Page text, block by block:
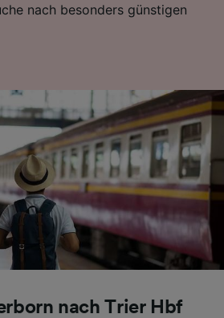
nach besonders günstigen
nach Trier Hbf
verarbeiten Daten, um
von oder Zugriff auf
einem Endgerät.
und Inhalte, Messung
und der Performance von
sowie
von
(Lieferanten)